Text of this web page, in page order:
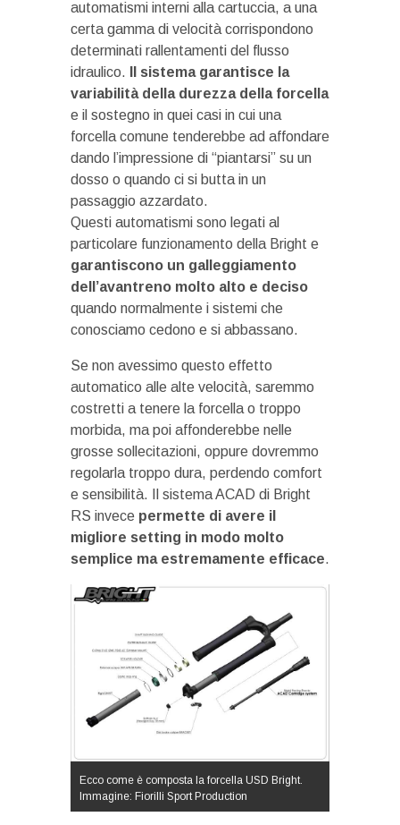
automatismi interni alla cartuccia, a una
certa gamma di velocità corrispondono
determinati rallentamenti del flusso
idraulico.
Il sistema garantisce la
variabilità della durezza della forcella
e il sostegno in quei casi in cui una
forcella comune tenderebbe ad affondare
dando l’impressione di “piantarsi” su un
dosso o quando ci si butta in un
passaggio azzardato.
Questi automatismi sono legati al
particolare funzionamento della Bright e
garantiscono un galleggiamento
dell’avantreno molto alto e deciso
quando normalmente i sistemi che
conosciamo cedono e si abbassano.
Se non avessimo questo effetto
automatico alle alte velocità, saremmo
costretti a tenere la forcella o troppo
morbida, ma poi affonderebbe nelle
grosse sollecitazioni, oppure dovremmo
regolarla troppo dura, perdendo comfort
e sensibilità. Il sistema ACAD di Bright
RS invece permette di avere il
migliore setting in modo molto
semplice ma estremamente efficace.
Ecco come è composta la forcella USD Bright.
Immagine: Fiorilli Sport Production